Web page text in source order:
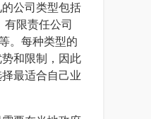
公司类型包括
有限责任公司
。每种类型的
和限制，因此
最适合自己业